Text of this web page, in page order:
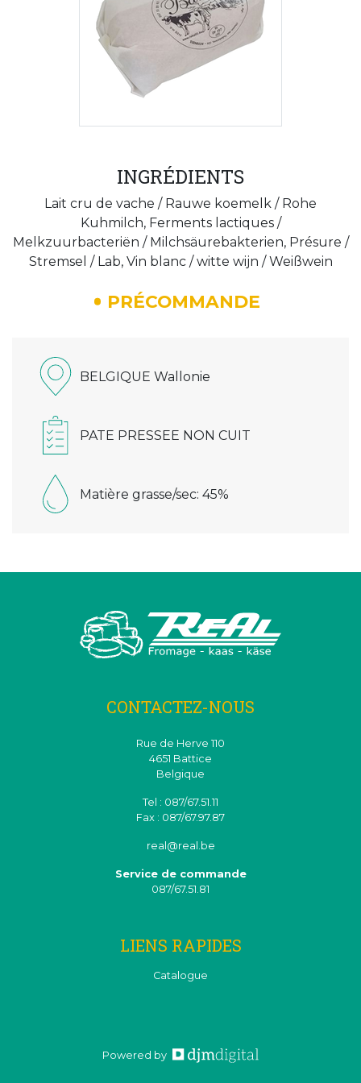
INGRÉDIENTS
Lait cru de vache / Rauwe koemelk / Rohe
Kuhmilch, Ferments lactiques /
Melkzuurbacteriën / Milchsäurebakterien, Présure /
Stremsel / Lab, Vin blanc / witte wijn / Weißwein
PRÉCOMMANDE
BELGIQUE Wallonie
PATE PRESSEE NON CUIT
Matière grasse/sec: 45%
CONTACTEZ-NOUS
Rue de Herve 110
4651 Battice
Belgique
Tel : 087/67.51.11
Fax : 087/67.97.87
real@real.be
Service de commande
087/67.51.81
LIENS RAPIDES
Catalogue
Powered by